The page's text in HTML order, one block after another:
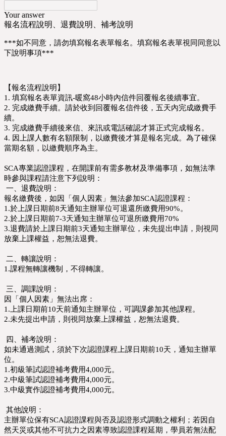
Your answer
報名流程說明、退費說明、補考說明
***如不同意，請勿填寫報名表單報名。填寫報名表單視同同意以
下說明事項***
【報名流程說明】
1. 填寫報名表單資訊-暖窩48小時內信件回覆報名後續事宜。
2. 完成繳費手續。請於收到回覆報名信件後，五天內完成繳費手
續。
3. 完成繳費手續後來信、來訊或電話確認才算正式完成報名。
4. 因上課人數有名額限制，以繳費後才算是報名完成。為了確保
當期名額，以繳費順序為主。
SCA專業認證課程，在開課前有需多教材及準備事項，如無法準
時參與課程請注意下列說明：
一、退費說明：
報名繳費後，如因「個人因素」無法參加SCA認證課程：
1.於上課日期前8天通知主辦單位可退還所繳費用90%。
2.於上課日期前7-3天通知主辦單位可退所繳費用70%
3.退費請於上課日期前3天通知主辦單位，未先提出申請，則視同
放棄上課權益，恕無法退費。
二、轉讓說明：
1.課程無轉讓機制，不得轉讓。
三、調課說明：
因「個人因素」無法出席：
1.上課日期前10天前通知主辦單位，可調課參加其他課程。
2.未先提出申請，則視同放棄上課權益，恕無法退費。
四、補考說明：
如未通過測試，須於下次認證課程上課日期前10天，通知主辦單
位。
1.初級筆試認證補考費用4,000元。
2.中級筆試認證補考費用4,000元。
3.中級實作認證補考費用4,000元。
其他說明：
主辦單位保有SCA認證課程與否及認證形式調動之權利；若因自
然天災或其他不可抗力之因素導致認證課程延期，學員若無法配